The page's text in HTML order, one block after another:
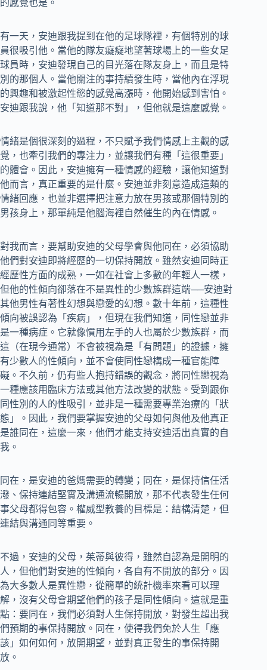
的感覺也是。
有一天，安迪跟我提到在他的足球隊裡，有個特別的球
員很吸引他。當他的隊友癡癡地望著球場上的一些女足
球員時，安迪發現自己的目光落在隊友身上，而且是特
別的那個人。當他關注的事持續發生時，當他內在浮現
的興趣和被激起性慾的感覺高漲時，他開始感到害怕。
安迪跟我說，他「知道那不對」，但他就是這麼感覺。
情緒是個很深刻的過程，不只賦予我們情感上主觀的感
覺，也牽引我們的專注力，並讓我們有種「這很重要」
的體會。因此，安迪擁有一種情感的經驗，讓他知道對
他而言，真正重要的是什麼。安迪並非刻意造成這類的
情緒回應，也並非選擇把注意力放在男孩或那個特別的
男孩身上，那單純是他腦海裡自然催生的內在情感。
對我而言，要幫助安迪的父母學會與他同在，必須協助
他們對安迪即將經歷的一切保持開放。雖然安迪同時正
經歷性方面的成熟，一如在社會上多數的年輕人一樣，
但他的性傾向卻落在不是異性的少數族群這端──安迪對
其他男性有著性幻想與戀愛的幻想。數十年前，這種性
傾向被誤認為「疾病」，但現在我們知道，同性戀並非
是一種病症。它就像慣用左手的人也屬於少數族群，而
這（在現今通常）不會被視為是「有問題」的證據，擁
有少數人的性傾向，並不會使同性戀構成一種官能障
礙。不久前，仍有些人抱持錯誤的觀念，將同性戀視為
一種應該用臨床方法或其他方法改變的狀態。受到跟你
同性別的人的性吸引，並非是一種需要專業治療的「狀
態」。因此，我們要掌握安迪的父母如何與他及他真正
是誰同在，這麼一來，他們才能支持安迪活出真實的自
我。
同在，是安迪的爸媽需要的轉變；同在，是保持信任活
潑、保持連結堅實及溝通流暢開放，那不代表發生任何
事父母都得包容。權威型教養的目標是：結構清楚，但
連結與溝通同等重要。
不過，安迪的父母，茱蒂與彼得，雖然自認為是開明的
人，但他們對安迪的性傾向，各自有不開放的部分。因
為大多數人是異性戀，從簡單的統計機率來看可以理
解，沒有父母會期望他們的孩子是同性傾向。這就是重
點：‬要同在，我們必須對人生保持開放，對發生超出我
們預期的事保持開放。同在，使得我們免於人生「應
該」如何如何，放開期望，並對真正發生的事保持開
放。